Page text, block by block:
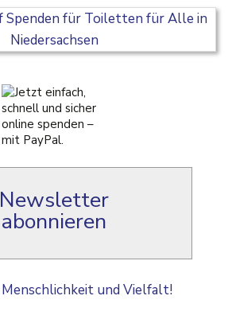
Newsletter
abonnieren